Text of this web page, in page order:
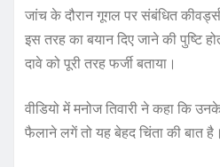
जांच के दौरान गूगल पर संबंधित कीवर्ड्स
इस तरह का बयान दिए जाने की पुष्टि
दावे को पूरी तरह फर्जी बताया।
वीडियो में मनोज तिवारी ने कहा कि
फैलाने लगें तो यह बेहद चिंता की बात